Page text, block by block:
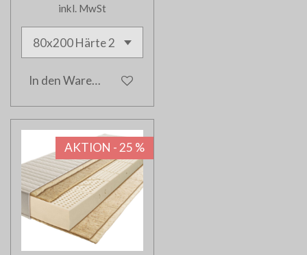
inkl. MwSt
In den Warenkorb
AKTION - 25 %